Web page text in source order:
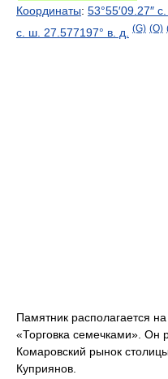
Координаты: 53°55′09.27″
с. ш. 27.577197° в. д. (G) (O)
Памятник располагается
«Торговка семечками». Он
Комаровский рынок
Куприянов.